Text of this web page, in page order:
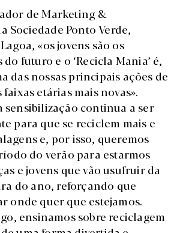
de Marketing &
Sociedade Ponto Verde,
«os jovens são os
futuro e o ‘Recicla Mania’ é,
das nossas principais ações de
etárias mais novas».
sensibilização continua a ser
para que se reciclem mais e
e, por isso, queremos
do verão para estarmos
e jovens que vão usufruir da
do ano, reforçando que
onde quer que estejamos.
ensinamos sobre reciclagem